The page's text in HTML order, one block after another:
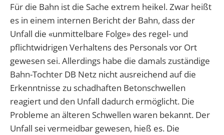
Für die Bahn ist die Sache extrem heikel. Zwar heißt
es in einem internen Bericht der Bahn, dass der
Unfall die «unmittelbare Folge» des regel- und
pflichtwidrigen Verhaltens des Personals vor Ort
gewesen sei. Allerdings habe die damals zuständige
Bahn-Tochter DB Netz nicht ausreichend auf die
Erkenntnisse zu schadhaften Betonschwellen
reagiert und den Unfall dadurch ermöglicht. Die
Probleme an älteren Schwellen waren bekannt. Der
Unfall sei vermeidbar gewesen, hieß es. Die